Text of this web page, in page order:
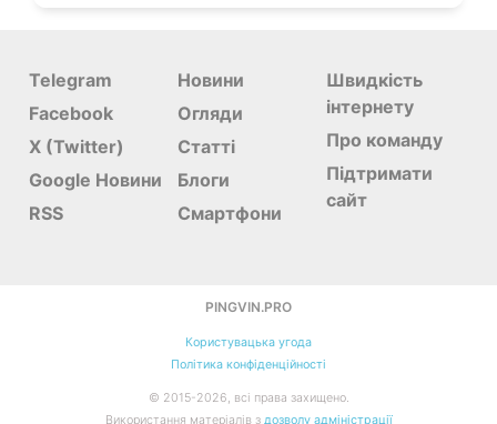
Telegram
Facebook
X (Twitter)
Google Новини
RSS
Новини
Огляди
Статті
Блоги
Смартфони
Швидкість
інтернету
Про команду
Підтримати
сайт
PINGVIN.PRO
Користувацька угода
Політика конфіденційності
© 2015-2026, всі права захищено.
Використання матеріалів з дозволу адміністрації